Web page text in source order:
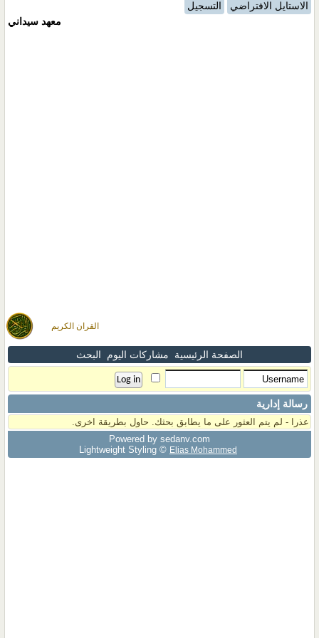
القران الكريم
الاستايل الافتراضي
التسجيل
معهد سيداني
الصفحة الرئيسية مشاركات اليوم البحث
رسالة إدارية
عذرا - لم يتم العثور على ما يطابق بحثك. حاول بطريقة اخرى.
Powered by sedany.com
Lightweight Styling © Elias Mohammed